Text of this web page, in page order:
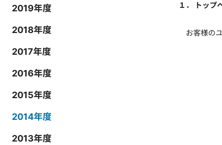
2019年度
2018年度
2017年度
2016年度
2015年度
2014年度
2013年度
１． トップ
お客様の